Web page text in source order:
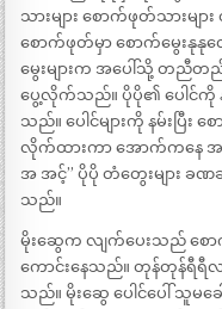
သားများ စောက်ဖုတ်သား
စောက်ဖုတ်မှာ စောက်မွေးနုနုလေ
မွေးများက အပေါ်သို့ တညီတ
ပွေ့လိုက်သည်။ ပိုပို၏ ပေါင်
သည်။ ပေါင်များကို နမ်းပြီး
လိုက်ထားကာ အောက်ကနေ အ
အ အင့်” ပိုပို တံတွေးများ ခ
သည်။
မိုးဆွေက လျက်ပေးသည် စေ
ကောင်းနေသည်။ တုန်တုန်ရီ
သည်။ မိုးဆွေ ပေါင်ပေါ် သူမ